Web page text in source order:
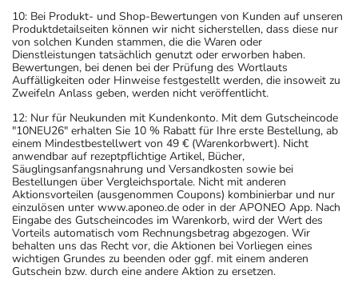
10: Bei Produkt- und Shop-Bewertungen von Kunden auf unseren
Produktdetailseiten können wir nicht sicherstellen, dass diese nur
von solchen Kunden stammen, die die Waren oder
Dienstleistungen tatsächlich genutzt oder erworben haben.
Bewertungen, bei denen bei der Prüfung des Wortlauts
Auffälligkeiten oder Hinweise festgestellt werden, die insoweit zu
Zweifeln Anlass geben, werden nicht veröffentlicht.
12: Nur für Neukunden mit Kundenkonto. Mit dem Gutscheincode
"10NEU26" erhalten Sie 10 % Rabatt für Ihre erste Bestellung, ab
einem Mindestbestellwert von 49 € (Warenkorbwert). Nicht
anwendbar auf rezeptpflichtige Artikel, Bücher,
Säuglingsanfangsnahrung und Versandkosten sowie bei
Bestellungen über Vergleichsportale. Nicht mit anderen
Aktionsvorteilen (ausgenommen Coupons) kombinierbar und nur
einzulösen unter www.aponeo.de oder in der APONEO App. Nach
Eingabe des Gutscheincodes im Warenkorb, wird der Wert des
Vorteils automatisch vom Rechnungsbetrag abgezogen. Wir
behalten uns das Recht vor, die Aktionen bei Vorliegen eines
wichtigen Grundes zu beenden oder ggf. mit einem anderen
Gutschein bzw. durch eine andere Aktion zu ersetzen.